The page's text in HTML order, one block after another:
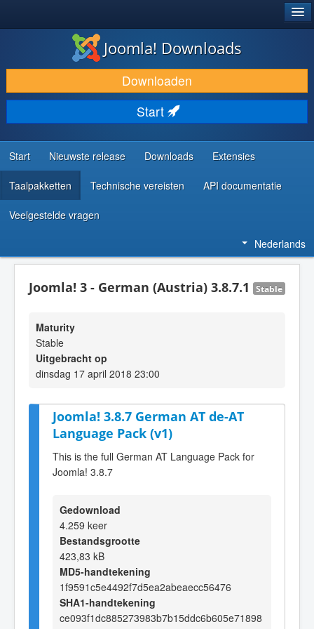
DOWNLOAD & BREID UIT
ONTDEK & LEER
COMMUNITY & ONDERSTEUNING
ONTWIKKELAARSBRONNEN
Joomla! Downloads
Downloaden
Start
Start Nieuwste release Downloads Extensies
Taalpakketten Technische vereisten API documentatie
Veelgestelde vragen
Nederlands
Joomla! 3 - German (Austria) 3.8.7.1 Stable
Maturity
Stable
Uitgebracht op
dinsdag 17 april 2018 23:00
Joomla! 3.8.7 German AT de-AT
Language Pack (v1)
This is the full German AT Language Pack for
Joomla! 3.8.7
Gedownload
4.259 keer
Bestandsgrootte
423,83 kB
MD5-handtekening
1f9591c5e4492f7d5ea2abeaecc56476
SHA1-handtekening
ce093f1dc885273983b7b15ddc6b605e71898